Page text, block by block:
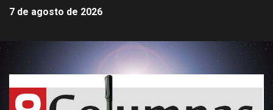
7 de agosto de 2026